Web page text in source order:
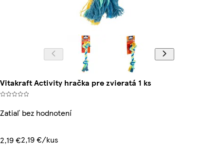
Vitakraft Activity hračka pre zvieratá 1 ks
Zatiaľ bez hodnotení
2,19 €2,19 €/kus